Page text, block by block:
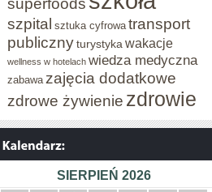
szpital sztuka cyfrowa transport
publicznyturystyka wakacje
wellness w hotelach wiedza medyczna
zabawa zajęcia dodatkowe
zdrowe żywienie zdrowie
SIERPIEŃ 2026